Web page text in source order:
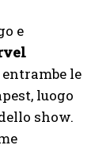
e
le
luogo
show.